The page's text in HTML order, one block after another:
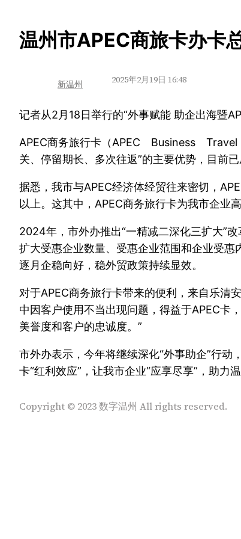
温州市APEC商旅卡办卡
新温州 2025年2月19日 16:48
记者从2月18日举行的“外事赋能 助企出海暨
APEC商务旅行卡（APEC Business Travel
关、停留期长、多次往返”的主要优势，目前
据悉，我市与APEC经济体经贸往来密切，
以上。这其中，APEC商务旅行卡为我市企业
2024年，市外办推出“一精减二深化三扩大”
扩大受惠企业数量、受惠企业范围和企业受
逐月企稳向好，稳外贸政策持续显效。
对于APEC商务旅行卡带来的便利，来自乐清
中因客户使用不当出现问题，得益于APEC卡
美誉度和客户的忠诚度。”
市外办表示，今年将继续深化“外事助企”行
卡“红利效应”，让我市企业“应享尽享”，助力
Copyright © 2023 数字温州 All rights reserved.